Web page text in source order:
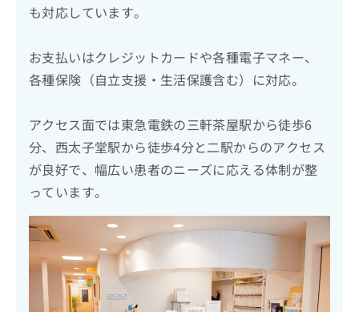
も対応しています。
お支払いはクレジットカードや各種電子マネー、
各種保険（自立支援・生活保護含む）に対応。
アクセス面では東急電鉄の三軒茶屋駅から徒歩6
分、西太子堂駅から徒歩4分と二駅からのアクセス
が良好で、幅広い患者のニーズに応える体制が整
っています。